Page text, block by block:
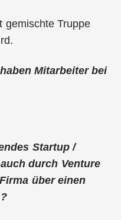
gemischte Truppe
Mitarbeiter bei
Startup /
durch Venture
über einen